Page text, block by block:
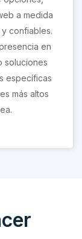
a medida
confiables.
en
soluciones
específicas
más altos